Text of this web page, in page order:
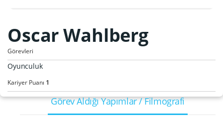
Oscar Wahlberg
Görevleri
Oyunculuk
Kariyer Puanı 1
Görev Aldığı Yapımlar / Filmografi